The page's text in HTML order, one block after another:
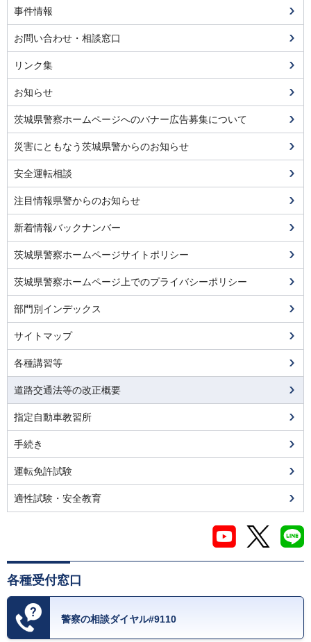
事件情報
お問い合わせ・相談窓口
リンク集
お知らせ
茨城県警察ホームページへのバナー広告募集について
災害にともなう茨城県警からのお知らせ
安全運転相談
注目情報県警からのお知らせ
新着情報バックナンバー
茨城県警察ホームページサイトポリシー
茨城県警察ホームページ上でのプライバシーポリシー
部門別インデックス
サイトマップ
各種講習等
道路交通法等の改正概要
指定自動車教習所
手続き
運転免許試験
適性試験・安全教育
各種受付窓口
警察の相談ダイヤル#9110